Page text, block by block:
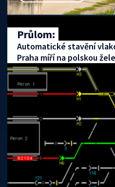
Průlom:
Automatické stavění
Praha míří na polskou